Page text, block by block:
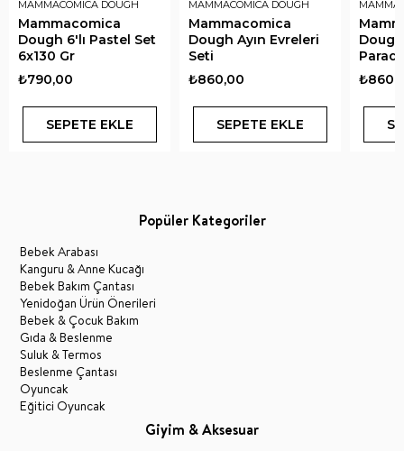
MAMMACOMICA DOUGH
Mammacomica
Dough 6'lı Pastel Set
6x130 Gr
₺790,00
SEPETE EKLE
MAMMACOMICA DOUGH
Mammacomica
Dough Ayın Evreleri
Seti
₺860,00
SEPETE EKLE
Popüler Kategoriler
Bebek Arabası
Kanguru & Anne Kucağı
Bebek Bakım Çantası
Yenidoğan Ürün Önerileri
Bebek & Çocuk Bakım
Gıda & Beslenme
Suluk & Termos
Beslenme Çantası
Oyuncak
Eğitici Oyuncak
Giyim & Aksesuar